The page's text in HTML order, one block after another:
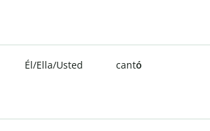
Él/Ella/Usted cantó